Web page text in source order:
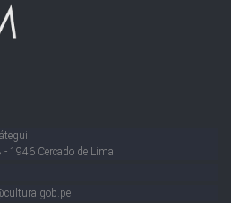
1946 Cercado de Lima